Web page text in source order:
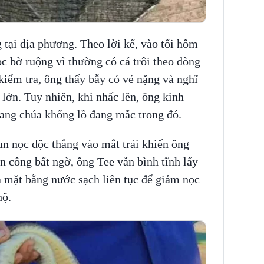
tại địa phương. Theo lời kể, vào tối hôm
bờ ruộng vì thường có cá trôi theo dòng
tra, ông thấy bẫy có vẻ nặng và nghĩ
Tuy nhiên, khi nhấc lên, ông kinh
chúa khổng lồ đang mắc trong đó.
nọc độc thẳng vào mắt trái khiến ông
công bất ngờ, ông Tee vẫn bình tĩnh lấy
bằng nước sạch liên tục để giảm nọc